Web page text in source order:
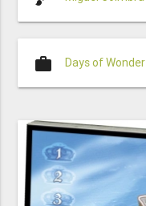
work Days of Wonder